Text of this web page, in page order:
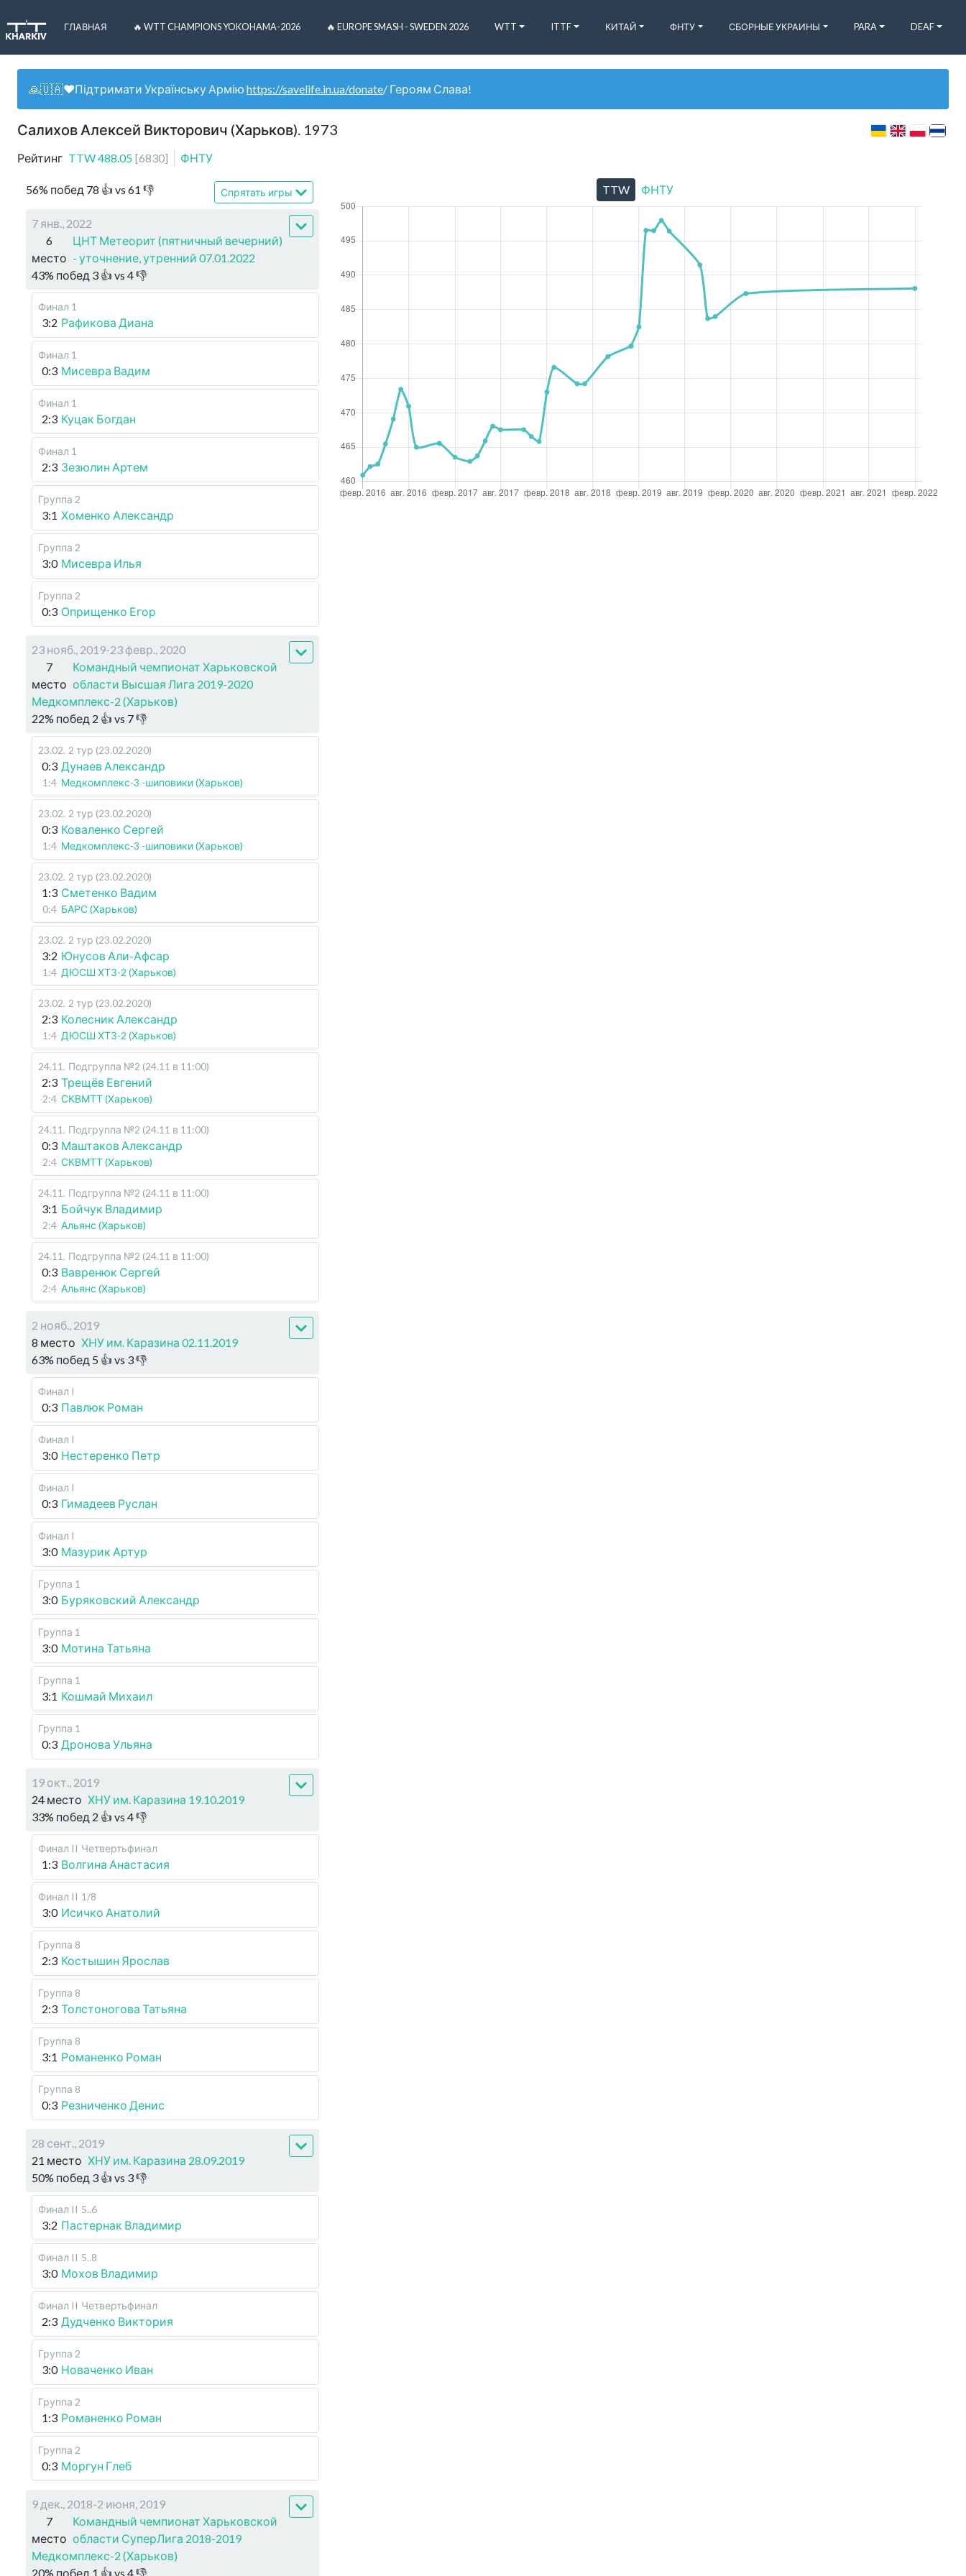
ГЛАВНАЯ 🔥 WTT CHAMPIONS YOKOHAMA-2026 🔥 EUROPE SMASH - SWEDEN 2026 WTT ITTF КИТАЙ ФНТУ СБОРНЫЕ УКРАИНЫ PARA DEAF
🙏🇺🇦❤️Підтримати Українську Армію https://savelife.in.ua/donate/ Героям Слава!
Салихов Алексей Викторович (Харьков). 1973
Рейтинг TTW488.05 [6830] ФНТУ
56% побед 78 👍 vs 61 👎 Спрятать игры
7 янв., 2022
6
место
ЦНТ Метеорит (пятничный вечерний)
- уточнение, утренний 07.01.2022
43% побед 3 👍 vs 4👎
Финал 1
3:2 Рафикова Диана
Финал 1
0:3 Мисевра Вадим
Финал 1
2:3 Куцак Богдан
Финал 1
2:3 Зезюлин Артем
Группа 2
3:1 Хоменко Александр
Группа 2
3:0 Мисевра Илья
Группа 2
0:3 Оприщенко Егор
23 нояб., 2019-23 февр., 2020
7
место
Командный чемпионат Харьковской
области Высшая Лига 2019-2020
Медкомплекс-2 (Харьков)
22% побед 2 👍 vs 7👎
23.02. 2 тур (23.02.2020)
0:3 Дунаев Александр
1:4 Медкомплекс-3 -шиповики (Харьков)
23.02. 2 тур (23.02.2020)
0:3 Коваленко Сергей
1:4 Медкомплекс-3 -шиповики (Харьков)
23.02. 2 тур (23.02.2020)
1:3 Сметенко Вадим
0:4 БАРС (Харьков)
23.02. 2 тур (23.02.2020)
3:2 Юнусов Али-Афсар
1:4 ДЮСШ ХТЗ-2 (Харьков)
23.02. 2 тур (23.02.2020)
2:3 Колесник Александр
1:4 ДЮСШ ХТЗ-2 (Харьков)
24.11 . Подгруппа №2 (24.11 в 11:00)
2:3 Трещёв Евгений
2:4 СКВМТТ (Харьков)
24.11 . Подгруппа №2 (24.11 в 11:00)
0:3 Маштаков Александр
2:4 СКВМТТ (Харьков)
24.11 . Подгруппа №2 (24.11 в 11:00)
3:1 Бойчук Владимир
2:4 Альянс (Харьков)
24.11 . Подгруппа №2 (24.11 в 11:00)
0:3 Вавренюк Сергей
2:4 Альянс (Харьков)
2 нояб., 2019
8 место ХНУ им. Каразина 02.11.2019
63% побед 5 👍 vs 3👎
Финал I
0:3 Павлюк Роман
Финал I
3:0 Нестеренко Петр
Финал I
0:3 Гимадеев Руслан
Финал I
3:0 Мазурик Артур
Группа 1
3:0 Буряковский Александр
Группа 1
3:0 Мотина Татьяна
Группа 1
3:1 Кошмай Михаил
Группа 1
0:3 Дронова Ульяна
19 окт., 2019
24 место ХНУ им. Каразина 19.10.2019
33% побед 2 👍 vs 4👎
Финал II Четвертьфинал
1:3 Волгина Анастасия
Финал II 1/8
3:0 Исичко Анатолий
Группа 8
2:3 Костышин Ярослав
Группа 8
2:3 Толстоногова Татьяна
Группа 8
3:1 Романенко Роман
Группа 8
0:3 Резниченко Денис
28 сент., 2019
21 место ХНУ им. Каразина 28.09.2019
50% побед 3 👍 vs 3👎
Финал II 5..6
3:2 Пастернак Владимир
Финал II 5..8
3:0 Мохов Владимир
Финал II Четвертьфинал
2:3 Дудченко Виктория
Группа 2
3:0 Новаченко Иван
Группа 2
1:3 Романенко Роман
Группа 2
0:3 Моргун Глеб
9 дек., 2018-2 июня, 2019
7
место
Командный чемпионат Харьковской
области СуперЛига 2018-2019
Медкомплекс-2 (Харьков)
20% побед 1 👍 vs 4👎
TTW ФНТУ